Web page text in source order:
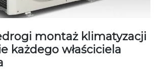
montaż klimatyzacji
każdego właściciela